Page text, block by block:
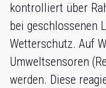
kontrolliert über
bei geschlossenen
Wetterschutz. Auf
Umweltsensoren
werden. Diese